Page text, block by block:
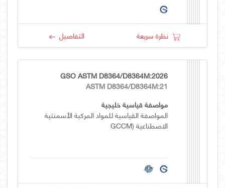
نظرة سريعة التفاصيل
GSO ASTM D8364/D8364M:2026
ASTM D8364/D8364M:21
مواصفة قياسية خليجية
المواصفة القياسية للمواد المركبة الأسمنتية
الاصطناعية (GCCM